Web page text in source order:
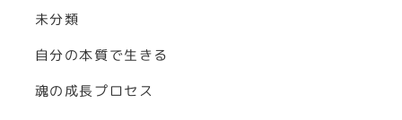
未分類
自分の本質で生きる
魂の成長プロセス